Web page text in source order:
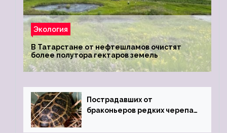
Экология
В Татарстане от нефтешламов очистят
более полутора гектаров земель
Пострадавших от
браконьеров редких черепах